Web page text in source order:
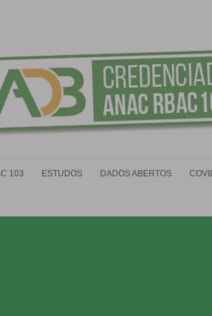
103 ESTUDOS DADOS ABERTOS